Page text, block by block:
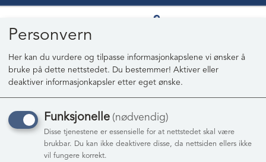
Personvernerklæring
Personvern
Her kan du vurdere og tilpasse informasjonkapslene vi ønsker å
bruke på dette nettstedet. Du bestemmer! Aktiver eller
deaktiver informasjonkapsler etter eget ønske.
Funksjonelle (nødvendig)
Disse tjenestene er essensielle for at nettstedet skal være
brukbar. Du kan ikke deaktivere disse, da nettsiden ellers ikke
vil fungere korrekt.